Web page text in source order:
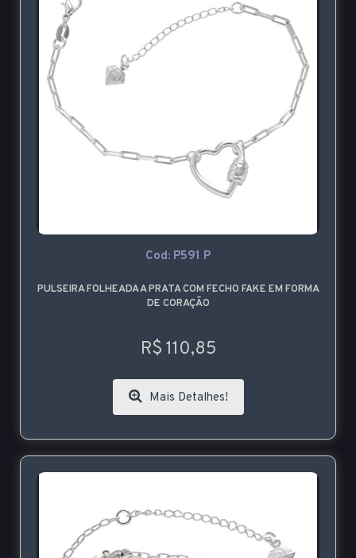
Cod: P591 P
PULSEIRA FOLHEADA A PRATA COM FECHO FAKE EM FORMA
DE CORAÇÃO
R$ 110,85
Mais Detalhes!